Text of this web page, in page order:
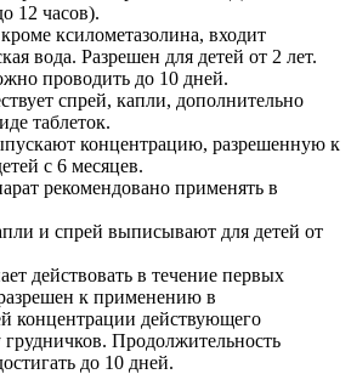
12 часов).
ксилометазолина, входит
вода. Разрешен для детей от 2 лет.
проводить до 10 дней.
спрей, капли, дополнительно
таблеток.
концентрацию, разрешенную к
с 6 месяцев.
рекомендовано применять в
и спрей выписывают для детей от
действовать в течение первых
к применению в
концентрации действующего
грудничков. Продолжительность
до 10 дней.